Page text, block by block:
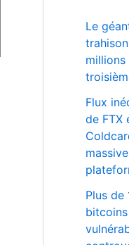
Le
Flux
de FTX
Plus de